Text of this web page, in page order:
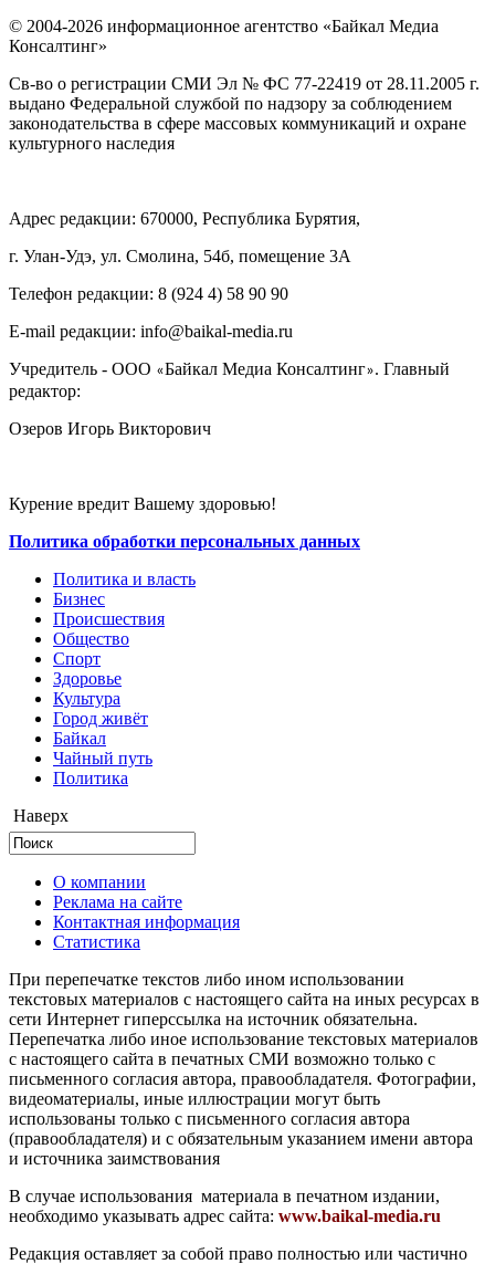
© 2004-2026 информационное агентство «Байкал Медиа
Консалтинг»
Св-во о регистрации СМИ Эл № ФС 77-22419 от 28.11.2005 г.
выдано Федеральной службой по надзору за соблюдением
законодательства в сфере массовых коммуникаций и охране
культурного наследия
Адрес редакции: 670000, Республика Бурятия,
г. Улан-Удэ, ул. Смолина, 54б, помещение 3А
Телефон редакции: ‎‎8 (924 4) 58 90 90
E-mail редакции: info@baikal-media.ru
Учредитель - ООО «Байкал Медиа Консалтинг». Главный
редактор:
Озеров Игорь Викторович
Курение вредит Вашему здоровью!
Политика обработки персональных данных
Политика и власть
Бизнес
Происшествия
Общество
Cпорт
Здоровье
Культура
Город живёт
Байкал
Чайный путь
Политика
Наверх
О компании
Реклама на сайте
Контактная информация
Статистика
При перепечатке текстов либо ином использовании
текстовых материалов с настоящего сайта на иных ресурсах в
сети Интернет гиперссылка на источник обязательна.
Перепечатка либо иное использование текстовых материалов
с настоящего сайта в печатных СМИ возможно только с
письменного согласия автора, правообладателя. Фотографии,
видеоматериалы, иные иллюстрации могут быть
использованы только с письменного согласия автора
(правообладателя) и с обязательным указанием имени автора
и источника заимствования
В случае использования материала в печатном издании,
необходимо указывать адрес сайта: www.baikal-media.ru
Редакция оставляет за собой право полностью или частично